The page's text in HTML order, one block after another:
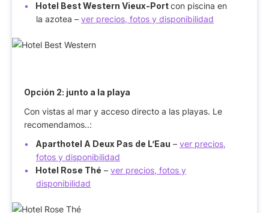
Hotel Best Western Vieux-Portcon piscina en
la azotea – ver precios, fotos y disponibilidad
Opción 2: junto a la playa
Con vistas al mar y acceso directo a las playas. Le
recomendamos..:
Aparthotel A Deux Pas de L’Eau – ver precios,
fotos y disponibilidad
Hotel Rose Thé – ver precios, fotos y
disponibilidad